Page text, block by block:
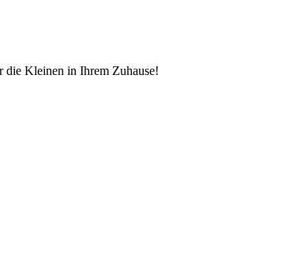
die Kleinen in Ihrem Zuhause!